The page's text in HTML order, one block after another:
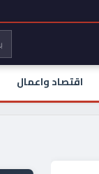
اقتصاد واعمال